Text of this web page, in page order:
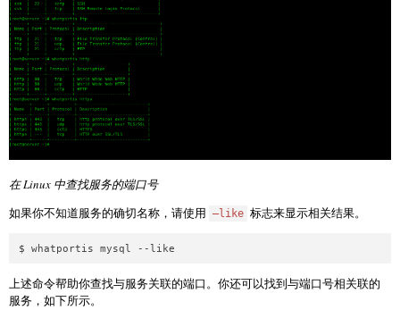
在 Linux 中查找服务的端口号
如果你不知道服务的确切名称，请使用 –like 标志来显示相关结果。
$ whatportis mysql --like
上述命令帮助你查找与服务关联的端口。你还可以找到与端口号相关联的
服务，如下所示。